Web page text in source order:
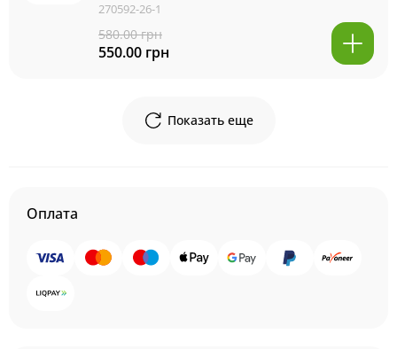
270592-26-1
580.00 грн
550.00 грн
Показать еще
Оплата